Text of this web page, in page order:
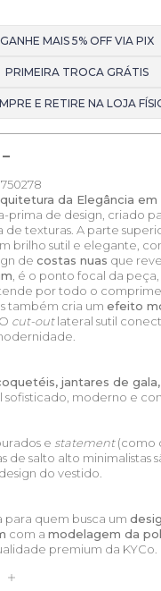
GANHE MAIS 5% OFF VIA PIX
PRIMEIRA TROCA GRÁTIS
E RETIRE NA LOJA
da Elegância
prima de design, criado
de texturas. A parte
brilho sutil e elegante,
decostas nuas que
, é o ponto focal da
por todo o
também cria umefeito
cut-outlateral sutil
jantares de
sofisticado, moderno e
e statement(como
de salto alto minimalistas
do vestido.
para quem busca um
com amodelagem da
premium da KYCo.